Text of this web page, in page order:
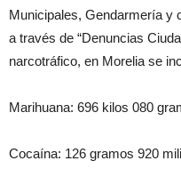
Municipales, Gendarmería y
a través de “Denuncias
narcotráfico, en Morelia se
Marihuana: 696 kilos 080
Cocaína: 126 gramos 920